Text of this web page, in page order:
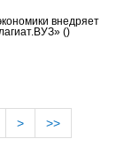
внедряет
()
> >>